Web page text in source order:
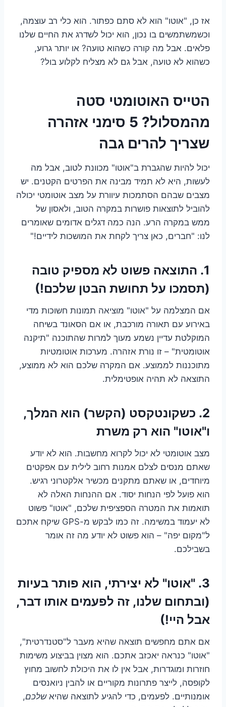
אז כן, "אוטו" הוא לא סתם כפתור. הוא כלי רב עוצמה,
וכשמשתמשים בו נכון, הוא יכול לשדרג את החיים שלנו
פלאים. אבל מה קורה כשהוא טועה? או יותר גרוע,
כשהוא לא טועה, אבל גם לא מצליח לקלוע בול?
הטייס האוטומטי סטה
מהמסלול? 5 סימני אזהרה
שצריך להרים גבה
יכול להיות שהגברת ב"אוטו" מכוונת לטוב, אבל מה
לעשות, היא לא תמיד מבינה את הפרטים הקטנים. יש
מצבים שבהם הסתמכות עיוורת על מצב אוטומטי יכולה
להוביל לתוצאות פושרות במקרה הטוב, ולאסון של
ממש במקרה הרע. הנה כמה דגלים אדומים שאומרים
לנו: "חברים, כאן צריך לקחת את המושכות לידיים!"
1. התוצאה פשוט לא מספיק טובה
(תסמכו על תחושת הבטן שלכם!)
אם המצלמה על "אוטו" מוציאה תמונות חשוכות מדי
באירוע עם תאורה מורכבת, או אם הסאונד בשיחה
המוקלטת עדיין נשמע מעוך למרות שהתוכנה "תיקנה
אוטומטית" – זו נורת אזהרה. מערכות אוטומטיות
מתוכננות לממוצע. אם המקרה שלכם הוא לא ממוצע,
התוצאה לא תהיה אופטימלית.
2. כשקונטקסט (הקשר) הוא המלך,
ו"אוטו" הוא רק משרת
מצב אוטומטי לא יכול לקרוא מחשבות. הוא לא יודע
שאתם מנסים לצלם אמנות רחוב לילית עם אפקטים
מיוחדים, או שאתם מתקנים מכשיר אלקטרוני רגיש.
הוא פועל לפי הנחות יסוד. אם ההנחות האלה לא
תואמות את המטרה הספציפית שלכם, "אוטו" פשוט
לא יעמוד במשימה. זה כמו לבקש מ-GPS שיקח אתכם
ל"מקום יפה" – הוא פשוט לא יודע מה זה אומר
בשבילכם.
3. "אוטו" לא יצירתי, הוא פותר בעיות
(ובתחום שלנו, זה לפעמים אותו דבר,
אבל היי!)
אם אתם מחפשים תוצאה שהיא מעבר ל"סטנדרטית",
"אוטו" כנראה יאכזב אתכם. הוא מצוין בביצוע משימות
חוזרות ומוגדרות, אבל אין לו את היכולת לחשוב מחוץ
לקופסה, לייצר פתרונות מקוריים או להבין ניואנסים
אומנותיים. לפעמים, כדי להגיע לתוצאה שהיאשלכם,